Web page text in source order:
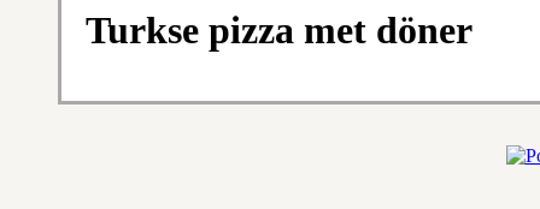
Turkse pizza met döner